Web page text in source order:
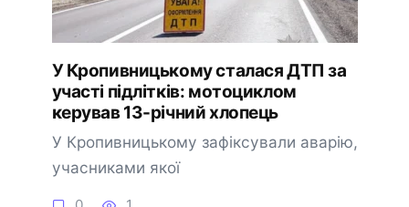
У Кропивницькому сталася ДТП за
участі підлітків: мотоциклом
керував 13-річний хлопець
У Кропивницькому зафіксували аварію,
учасниками якої